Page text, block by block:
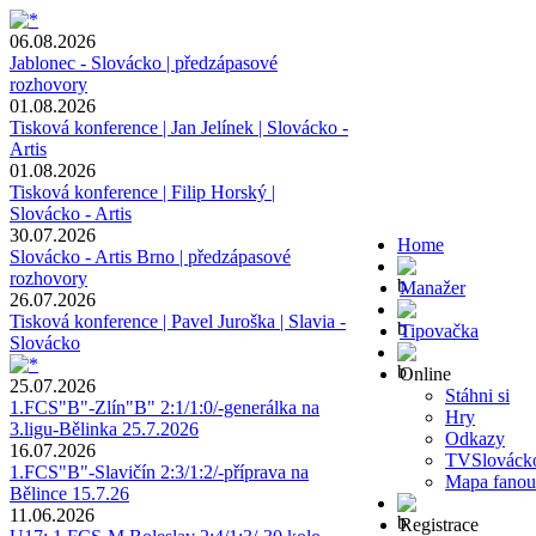
06.08.2026
Jablonec - Slovácko | předzápasové
rozhovory
01.08.2026
Tisková konference | Jan Jelínek | Slovácko -
Artis
01.08.2026
Tisková konference | Filip Horský |
Slovácko - Artis
30.07.2026
Slovácko - Artis Brno | předzápasové
rozhovory
26.07.2026
Tisková konference | Pavel Juroška | Slavia -
Slovácko
25.07.2026
1.FCS"B"-Zlín"B" 2:1/1:0/-generálka na
3.ligu-Bělinka 25.7.2026
16.07.2026
1.FCS"B"-Slavičín 2:3/1:2/-příprava na
Bělince 15.7.26
11.06.2026
Home
Manažer
Tipovačka
Online
Stáhni si
Hry
Odkazy
Mapa
Registrace